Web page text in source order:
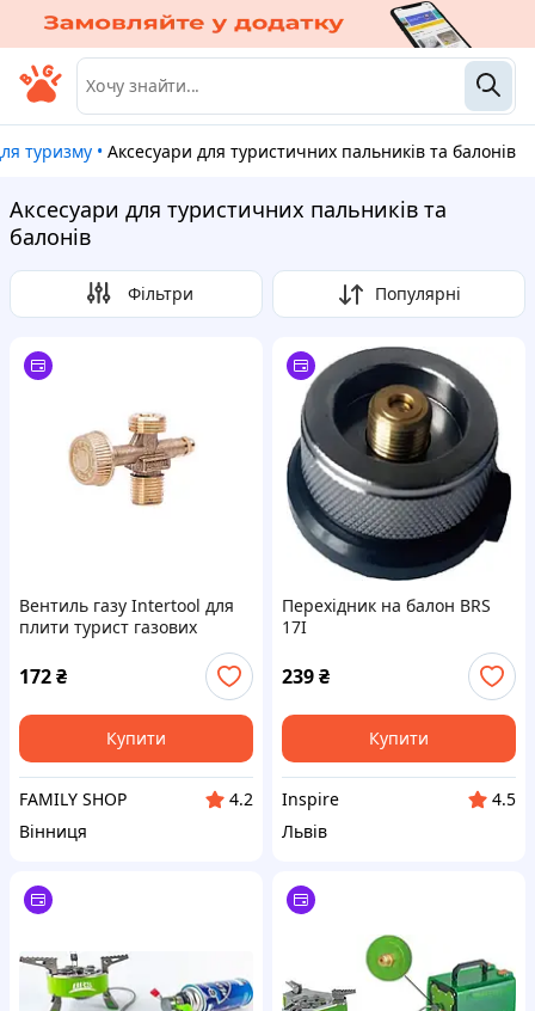
туризму • Аксесуари для туристичних пальників та балонів
Аксесуари для туристичних пальників та
балонів
Фільтри Популярні
Вентиль газу Intertool для
плити турист газових
балонів і пальників (W21.8
14LH x W19.8 14DIN (GS-
0009)
172₴
Купити
FAMILY SHOP
4.2
Вінниця
Перехідник на балон BRS
17I
239₴
Купити
Inspire
4.5
Львів